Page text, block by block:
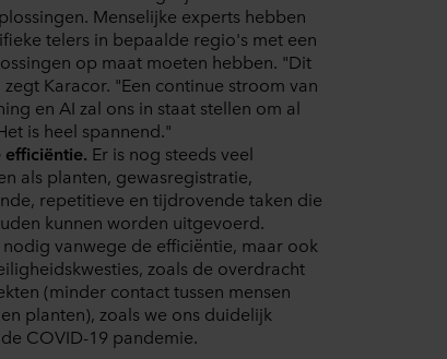
intrekken of wijzigen door op het cookie-icoontje
u meer lezen in de rubriek ‘Over ons’, en over de
staat ook welk specifiek ROCKWOOL-bedrijf de
Menselijke experts hebben
telers in bepaalde regio's met een
op maat moeten hebben. "Dit
Karacor. "Een continue stroom van
en AI zal ons in staat stellen om al
is heel spannend."
Er is nog steeds veel
als planten, gewasregistratie,
repetitieve en tijdrovende taken die
kunnen worden uitgevoerd.
vanwege de efficiëntie, maar ook
zoals de overdracht
(minder contact tussen mensen
planten), zoals we ons duidelijk
COVID-19 pandemie.